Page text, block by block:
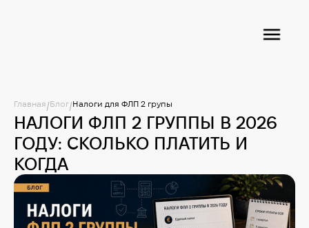
Главная/Блог/Налоги для ФЛП 2 групы
НАЛОГИ ФЛП 2 ГРУППЫ В 2026
ГОДУ: СКОЛЬКО ПЛАТИТЬ И
КОГДА